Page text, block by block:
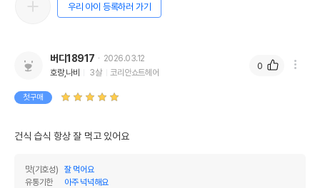
우리 아이 등록하러 가기
버디18917
2026.03.12
호랑,나비
3살 코리안쇼트헤어
첫구매
건식 습식 항상 잘 먹고 있어요
맛(기호성)
잘 먹어요
유통기한
아주 넉넉해요
0